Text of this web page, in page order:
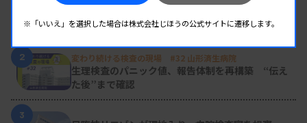
新人臨床検査技師の歩き方 ［第16回］
チーム医療の中で信頼される技師
2 変わり続ける検査の現場 #32 山形済生病院
生理検査のパニック値、報告体制を再構築 “伝え
た後”まで確認
3
※「いいえ」を選択した場合は株式会社じほうの公式サイトに遷移します。